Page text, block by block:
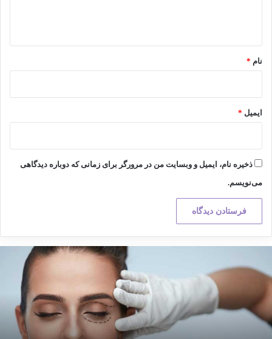
نام *
ایمیل *
ذخیره نام، ایمیل و وبسایت من در مرورگر برای زمانی که دوباره دیدگاهی
می‌نویسم.
مهم
جراحی
پلاستیک
و